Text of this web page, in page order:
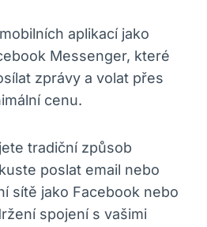
aplikací jako
Messenger, které
zprávy a volat přes
cenu.
tradiční způsob
poslat email nebo
sítě jako Facebook nebo
spojení s vašimi